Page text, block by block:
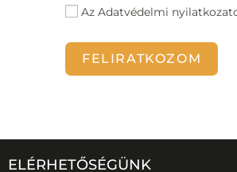
Az Adatvédelmi
FELIRATKOZOM
ELÉRHETŐSÉGÜNK